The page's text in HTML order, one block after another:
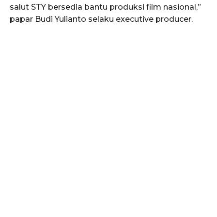
salut STY bersedia bantu produksi film nasional,”
papar Budi Yulianto selaku executive producer.